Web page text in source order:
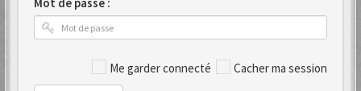
Me garder connecté Cacher ma session